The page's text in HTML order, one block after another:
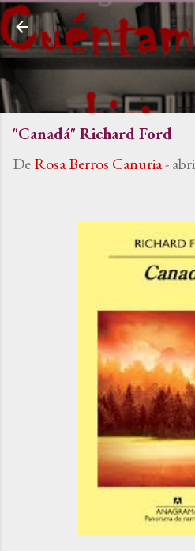
Ir al
Cuéntame una
"Canadá" Richard Ford
DeRosa Berros Canuria-